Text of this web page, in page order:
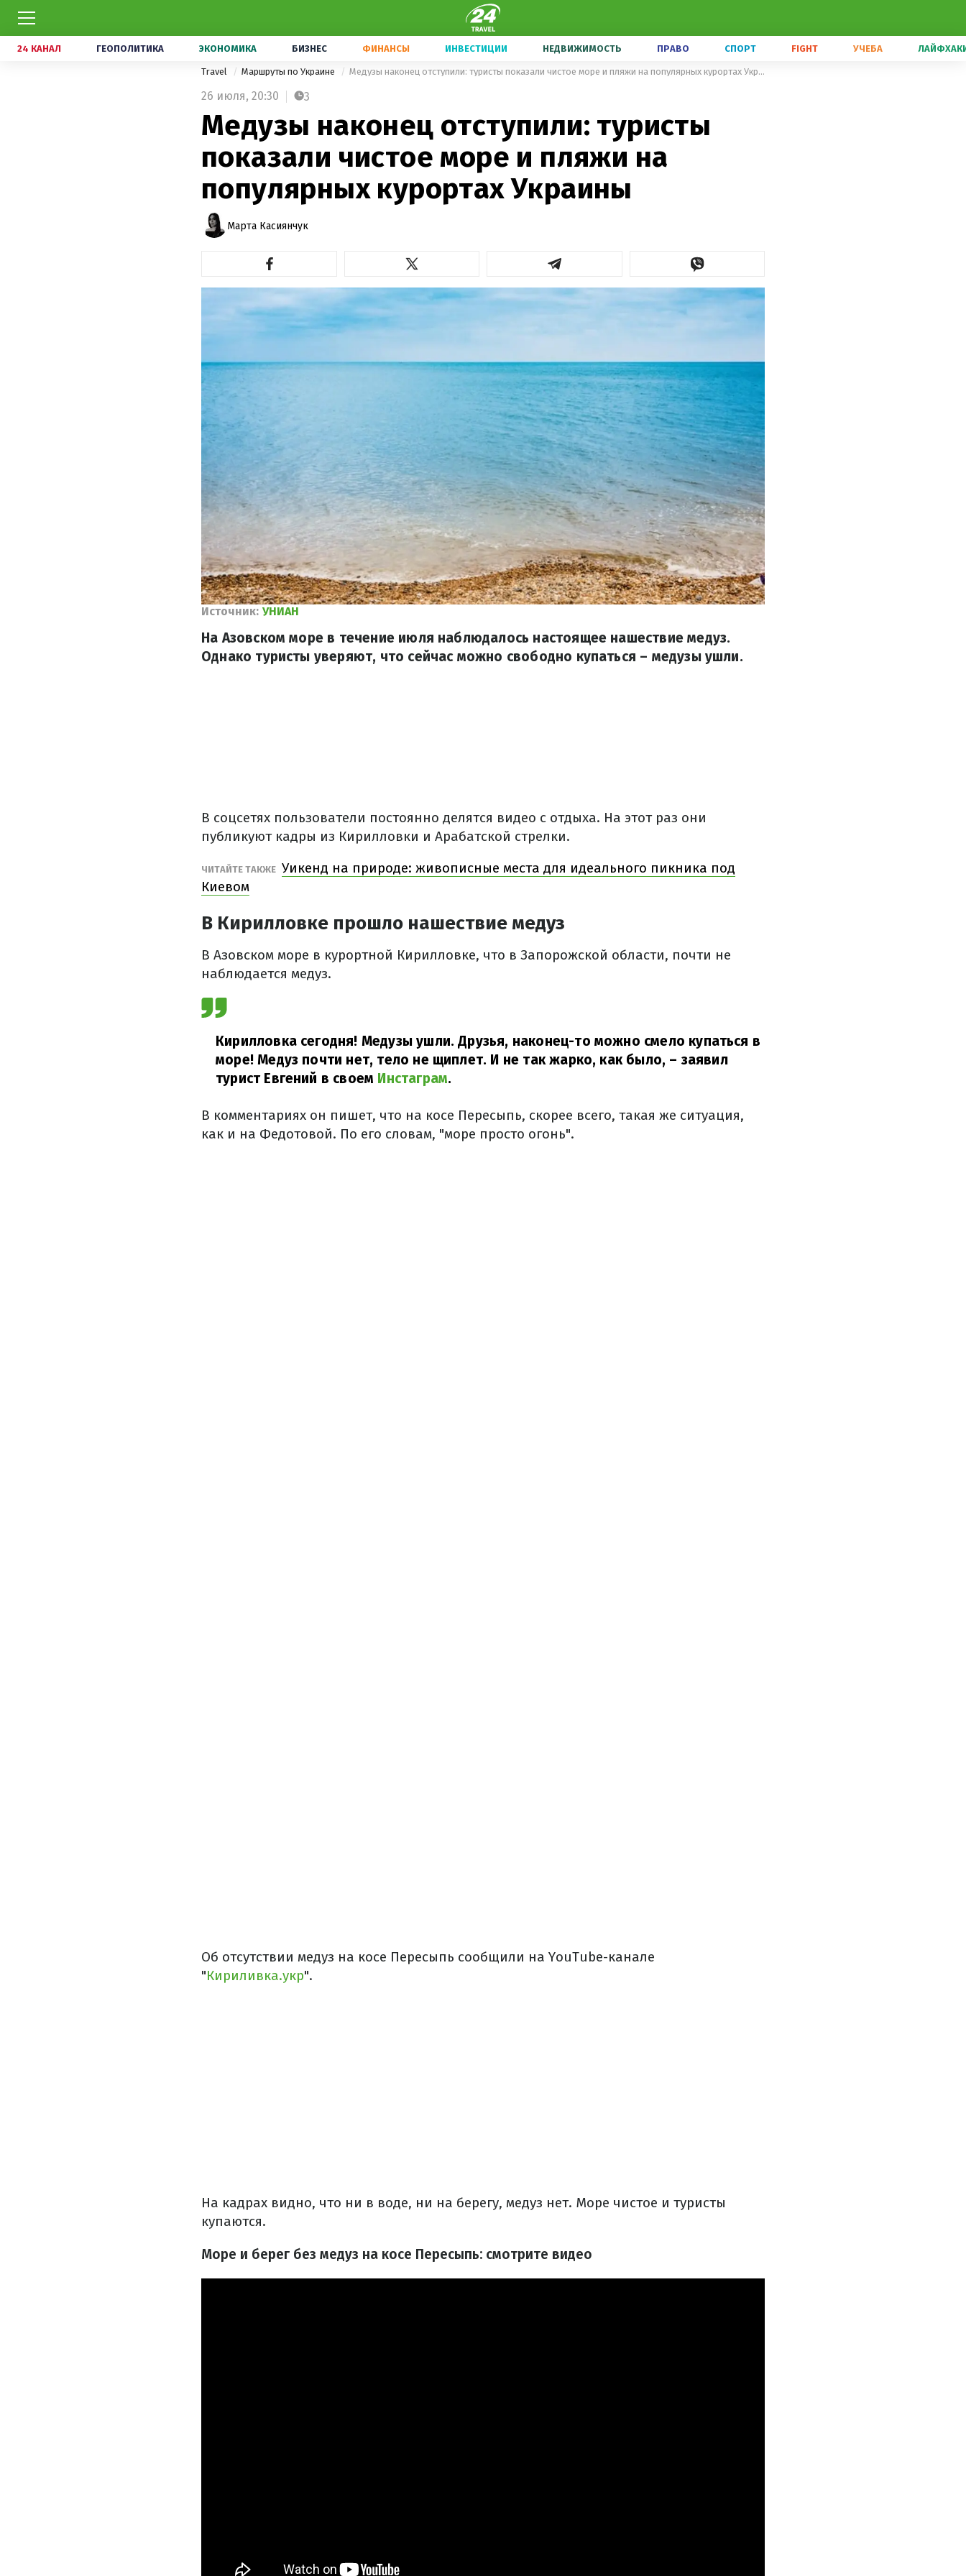
24 КАНАЛ ГЕОПОЛИТИКА ЭКОНОМИКА БИЗНЕС ФИНАНСЫ ИНВЕСТИЦИИ НЕДВИЖИМОСТЬ ПРАВО СПОРТ FIGHT УЧЕБА
Travel Маршруты по Украине Медузы наконец отступили: туристы показали чистое море и пляжи на популярных курортах Украины
26 июля, 20:30 3
Медузы наконец отступили: туристы
показали чистое море и пляжи на
популярных курортах Украины
Марта Касиянчук
Источник: УНИАН
На Азовском море в течение июля наблюдалось настоящее нашествие медуз.
Однако туристы уверяют, что сейчас можно свободно купаться – медузы ушли.
В соцсетях пользователи постоянно делятся видео с отдыха. На этот раз они
публикуют кадры из Кирилловки и Арабатской стрелки.
ЧИТАЙТЕ ТАКЖЕ Уикенд на природе: живописные места для идеального пикника под
Киевом
В Кирилловке прошло нашествие медуз
В Азовском море в курортной Кирилловке, что в Запорожской области, почти не
наблюдается медуз.
Кирилловка сегодня! Медузы ушли. Друзья, наконец-то можно смело купаться в
море! Медуз почти нет, тело не щиплет. И не так жарко, как было, – заявил
турист Евгений в своем Инстаграм.
В комментариях он пишет, что на косе Пересыпь, скорее всего, такая же ситуация,
как и на Федотовой. По его словам, "море просто огонь".
Об отсутствии медуз на косе Пересыпь сообщили на YouTube-канале
"Кириливка.укр".
На кадрах видно, что ни в воде, ни на берегу, медуз нет. Море чистое и туристы
купаются.
Море и берег без медуз на косе Пересыпь: смотрите видео